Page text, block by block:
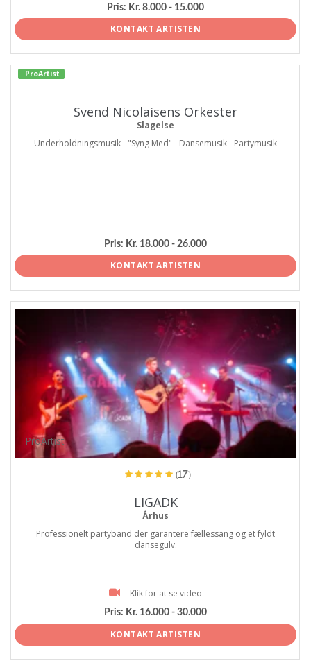
Pris: Kr. 8.000 - 15.000
KONTAKT ARTISTEN
ProArtist
Svend Nicolaisens Orkester
Slagelse
Underholdningsmusik - "Syng Med" - Dansemusik - Partymusik
Pris: Kr. 18.000 - 26.000
KONTAKT ARTISTEN
ProArtist
(17)
LIGADK
Århus
Professionelt partyband der garantere fællessang og et fyldt
dansegulv.
Klik for at se video
Pris: Kr. 16.000 - 30.000
KONTAKT ARTISTEN